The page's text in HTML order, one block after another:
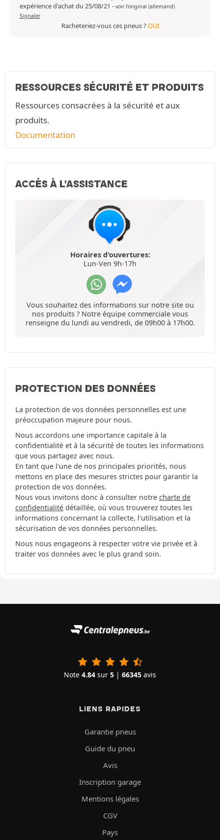
expérience d'achat du 25/08/21 - voir l'original (allemand)
Signaler
Racheteriez-vous ces pneus ?OUI
RESSOURCES SÉCURITÉ ET PRODUITS
Ressources consacrées à la sécurité et aux
produits.
Documentation
ACCÈS À L'ASSISTANCE
Horaires d'ouvertures:
Lun-Ven 9h-17h
Vous souhaitez des informations sur notre site ou
nos produits ? Notre équipe commerciale vous
renseigne du lundi au vendredi, de 09h00 à 17h00.
PROTECTION DES DONNÉES
La protection de vos données personnelles est une
préoccupation majeure pour nous.
Nous accordons une importance capitale à la
confidentialité et à la sécurité de toutes les informations
que vous partagez avec nous.
En tant que l'une de nos principales priorités, nous
mettons en place des mesures strictes pour garantir la
protection de vos données.
Nous vous invitons donc à consulter notre charte de
confidentialité détaillée, où vous trouverez toutes les
informations concernant la collecte, l'utilisation et la
sécurisation de vos données personnelles.
Nous nous engageons à respecter votre vie privée et à
traiter vos données avec le plus grand soin.
Note 4.84 sur 5 | 66345 avis
LIENS RAPIDES
Garantie pneus
Guide du pneu
Avis
Inscription garage
Mentions légales
CGV
Pays